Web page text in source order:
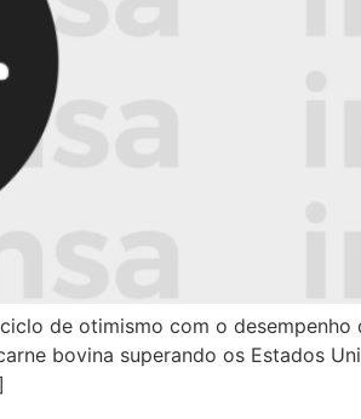
de otimismo com o desempenho
bovina superando os Estados